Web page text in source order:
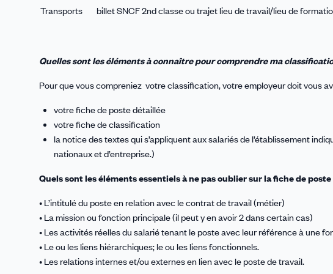
Transports
billet SNCF 2nd classe ou trajet lieu de travail/lieu de
Quelles sont les éléments à connaître pour comprendre ma
Pour que vous compreniez votre classification, votre employeur doit vous
votre fiche de poste détaillée
votre fiche de classification
la notice des textes qui s’appliquent aux salariés de l’établissement
nationaux et d’entreprise.)
Quels sont les éléments essentiels à ne pas oublier sur la fiche de poste
• L’intitulé du poste en relation avec le contrat de travail (métier)
• La mission ou fonction principale (il peut y en avoir 2 dans certain cas)
• Les activités réelles du salarié tenant le poste avec leur référence à une
• Le ou les liens hiérarchiques; le ou les liens fonctionnels.
• Les relations internes et/ou externes en lien avec le poste de travail.